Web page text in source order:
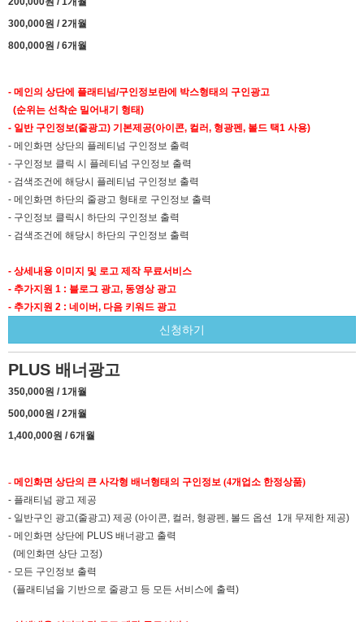
300,000원 / 2개월
800,000원 / 6개월
- 메인의 상단에 플래티넘/구인정보란에 박스형태의 구인광고
(순위는 선착순 밀어내기 형태)
- 일반 구인정보(줄광고) 기본제공(아이콘, 컬러, 형광펜, 볼드 택1 사용)
- 메인화면 상단의 플레티넘 구인정보 출력
- 구인정보 클릭 시 플레티넘 구인정보 출력
- 검색조건에 해당시 플레티넘 구인정보 출력
- 메인화면 하단의 줄광고 형태로 구인정보 출력
- 구인정보 클릭시 하단의 구인정보 출력
- 검색조건에 해당시 하단의 구인정보 출력
- 상세내용 이미지 및 로고 제작 무료서비스
- 추가지원 1 : 블로그 광고, 동영상 광고
- 추가지원 2 : 네이버, 다음 키워드 광고
신청하기
PLUS 배너광고
350,000원 / 1개월
500,000원 / 2개월
1,400,000원 / 6개월
- 메인화면 상단의 큰 사각형 배너형태의 구인정보 (4개업소 한정상품)
- 플래티넘 광고 제공
- 일반구인 광고(줄광고) 제공 (아이콘, 컬러, 형광펜, 볼드 옵션 1개 무제한 제공)
- 메인화면 상단에 PLUS 배너광고 출력
(메인화면 상단 고정)
- 모든 구인정보 출력
(플래티넘을 기반으로 줄광고 등 모든 서비스에 출력)